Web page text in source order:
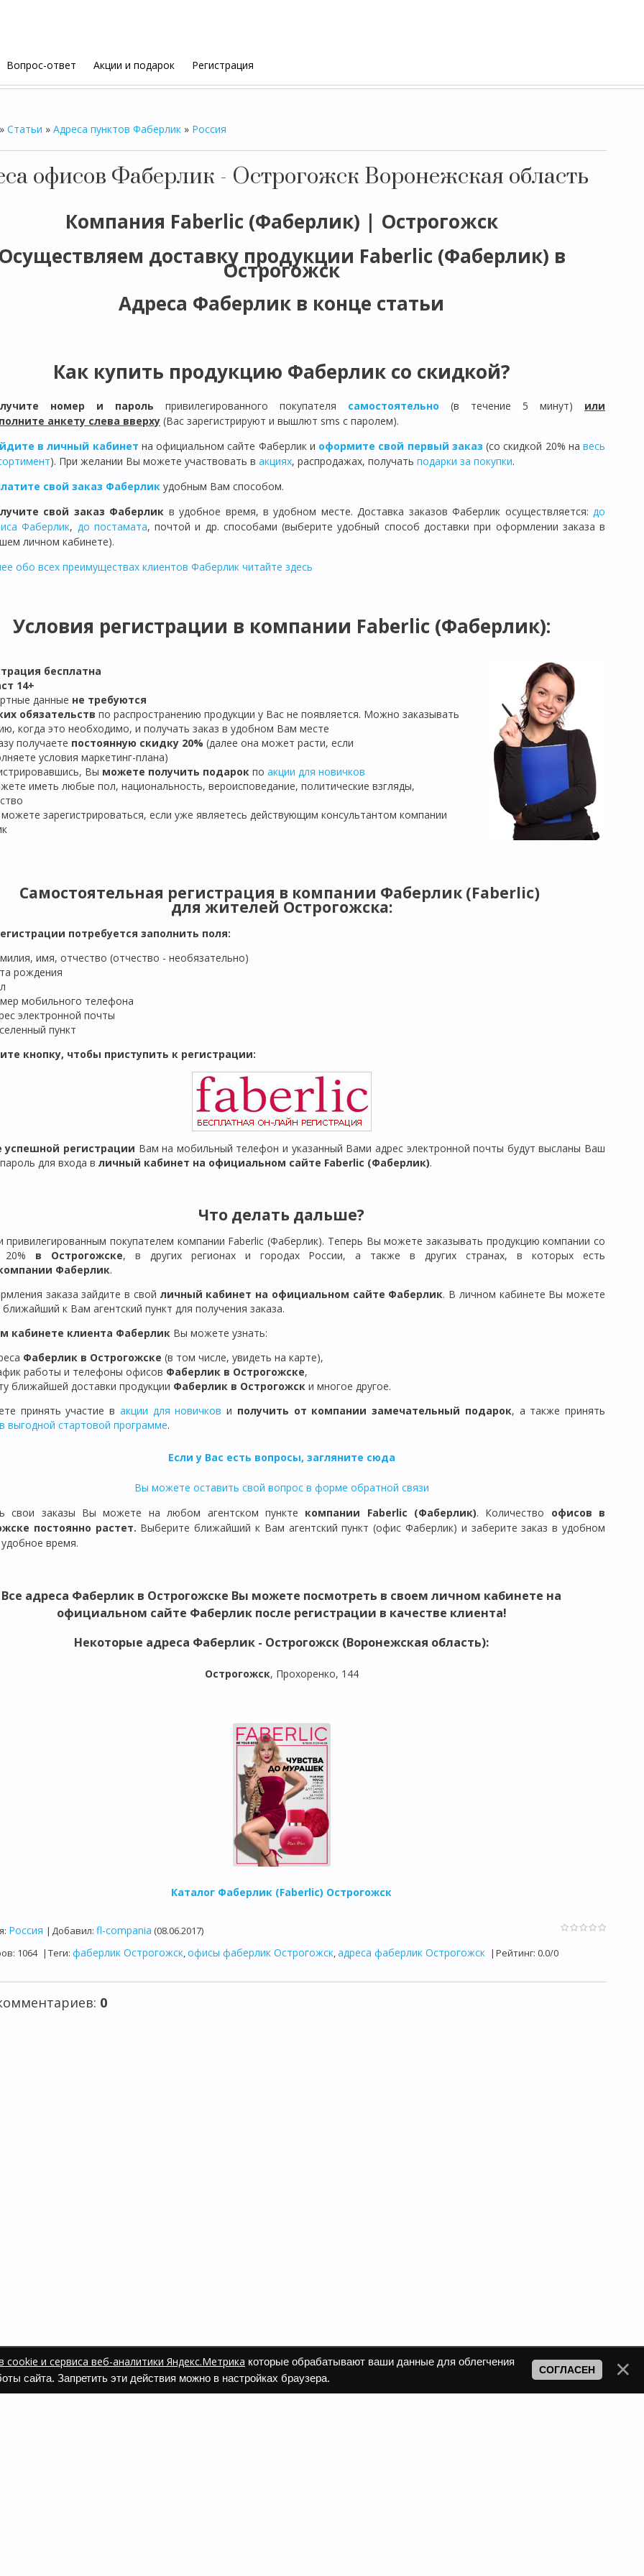
Вопрос-ответ Акции и подарок Регистрация
» Статьи » Адреса пунктов Фаберлик » Россия
офисов Фаберлик - Острогожск Воронежская область
Компания Faberlic (Фаберлик) | Острогожск
Осуществляем доставку продукции Faberlic (Фаберлик) в
Острогожск
Адреса Фаберлик в конце статьи
Как купить продукцию Фаберлик со скидкой?
номер и пароль привилегированного покупателя самостоятельно (в течение 5 минут) или
анкету слева вверху (Вас зарегистрируют и вышлют sms с паролем).
в личный кабинет на официальном сайте Фаберлик и оформите свой первый заказ (со скидкой 20% навесь
). При желании Вы можете участвовать в акциях, распродажах, получать подарки за покупки.
свой заказ Фаберлик удобным Вам способом.
свой заказ Фаберлик в удобное время, в удобном месте. Доставка заказов Фаберлик осуществляется:до
Фаберлик, до постамата, почтой и др. способами (выберите удобный способ доставки при оформлении заказа в
личном кабинете).
обо всех преимуществах клиентов Фаберлик читайте здесь
Условия регистрации в компании Faberlic (Фаберлик):
бесплатна
14+
данные не требуются
обязательств по распространению продукции у Вас не появляется. Можно заказывать
когда это необходимо, и получать заказ в удобном Вам месте
получаете постоянную скидку 20% (далее она может расти, если
условия маркетинг-плана)
Вы можете получить подарок по акции для новичков
иметь любые пол, национальность, вероисповедание, политические взгляды,
зарегистрироваться, если уже являетесь действующим консультантом компании
Самостоятельная регистрация в компании Фаберлик (Faberlic)
для жителей Острогожска:
потребуется заполнить поля:
имя, отчество (отчество - необязательно)
рождения
мобильного телефона
электронной почты
пункт
кнопку, чтобы приступить к регистрации:
успешной регистрации Вам на мобильный телефон и указанный Вами адрес электронной почты будут высланы Ваш
для входа в личный кабинет на официальном сайте Faberlic (Фаберлик).
Что делать дальше?
привилегированным покупателем компании Faberlic (Фаберлик). Теперь Вы можете заказывать продукцию компании со
20% в Острогожске, в других регионах и городах России, а также в других странах, в которых есть
Фаберлик.
заказа зайдите в свой личный кабинет на официальном сайте Фаберлик. В личном кабинете Вы можете
к Вам агентский пункт для получения заказа.
кабинете клиента Фаберлик Вы можете узнать:
Фаберлик в Острогожске (в том числе, увидеть на карте),
работы и телефоны офисов Фаберлик в Острогожске,
ближайшей доставки продукции Фаберлик в Острогожск и многое другое.
принять участие в акции для новичков и получить от компании замечательный подарок, а также принять
в выгодной стартовой программе.
Если у Вас есть вопросы, загляните сюда
Вы можете оставить свой вопрос в форме обратной связи
свои заказы Вы можете на любом агентском пункте компании Faberlic (Фаберлик). Количество офисов в
постоянно растет. Выберите ближайший к Вам агентский пункт (офис Фаберлик) и заберите заказ в удобном
время.
Все адреса Фаберлик в Острогожске Вы можете посмотреть в своем личном кабинете на
официальном сайте Фаберлик после регистрации в качестве клиента!
Некоторые адреса Фаберлик - Острогожск (Воронежская область):
Острогожск, Прохоренко, 144
Каталог Фаберлик (Faberlic) Острогожск
: Россия | Добавил: fl-compania (08.06.2017)
: 1064 | Теги: фаберлик Острогожск,офисы фаберлик Острогожск,адреса фаберлик Острогожск | Рейтинг: 0.0/0
: 0
cookie и сервиса веб-аналитики Яндекс.Метрика которые обрабатывают ваши данные для облегчения
сайта. Запретить эти действия можно в настройках браузера.
СОГЛАСЕН